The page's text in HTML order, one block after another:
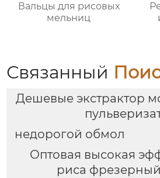
Вальцы для рисовых
мельниц
Связанный
Дешевые экстрактор
недорогой обмол
Оптовая высокая
риса